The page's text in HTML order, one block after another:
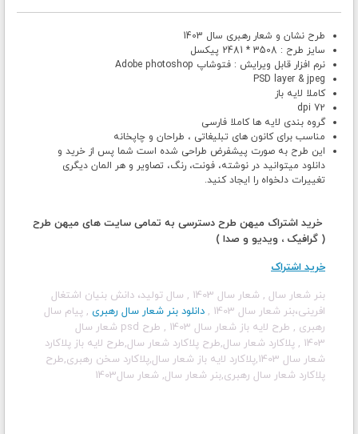
طرح نشان و شعار رهبری سال 1403
سایز طرح : 3508 * 2481 پیکسل
نرم افزار قابل ویرایش : فتوشاپ Adobe photoshop
PSD layer & jpeg
کاملا لایه باز
72 dpi
گروه بندی لایه ها کاملا فارسی
مناسب برای کانون های تبلیغاتی ، طراحان و چاپخانه
این طرح به صورت پیشفرض طراحی شده است شما پس از خرید و
دانلود میتوانید در نوشته، فونت، رنگ، تصاویر و هر المان دیگری
تغییرات دلخواه را ایجاد کنید.
خرید اشتراک میهن طرح دسترسی به تمامی سایت های میهن طرح
( گرافیک ، ویدیو و صدا )
خرید اشتراک
بنر شعار سال , شعار سال 1403 , سال تولید، دانش بنیان اشتغال
افرینی،بنر شعار سال 1403
, دانلود بنر شعار سال رهبری , پیام سال
رهبری , طرح لایه باز شعار سال 1403
, طرح psd شعار سال
1403
, پلاکارد شعار سال,طرح پلاکارد شعار سال,طرح لایه باز پلاکارد
شعار سال 1403,پلاکارد لایه باز شعار سال,پلاکارد سخن رهبری,طرح
پلاکارد شعار سال رهبری,بنر شعار سال, شعار سال1403